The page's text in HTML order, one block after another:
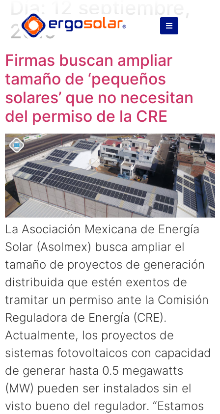
Día:
2019
Firmas buscan ampliar
tamaño de ‘pequeños
solares’ que no necesitan
del permiso de la CRE
La Asociación Mexicana de Energía
Solar (Asolmex) busca ampliar el
tamaño de proyectos de generación
distribuida que estén exentos de
tramitar un permiso ante la Comisión
Reguladora de Energía (CRE).
Actualmente, los proyectos de
sistemas fotovoltaicos con capacidad
de generar hasta 0.5 megawatts
(MW) pueden ser instalados sin el
visto bueno del regulador. “Estamos